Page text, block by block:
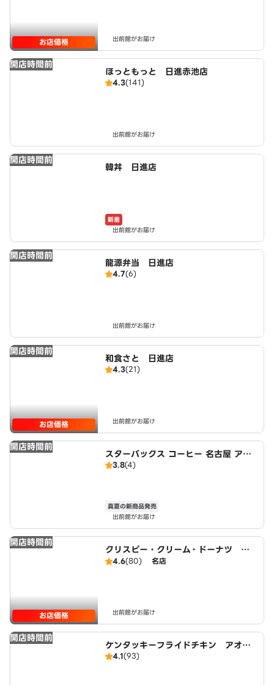
お店価格 出前館がお届け
開店時間前
ほっともっと 日進赤池店
4.3(141)
出前館がお届け
開店時間前
韓丼 日進店
新着
出前館がお届け
開店時間前
龍源弁当 日進店
4.7(6)
出前館がお届け
開店時間前
お店価格
和食さと 日進店
4.3(21)
出前館がお届け
開店時間前
スターバックス コーヒー 名古屋 アピ
タ長久手店
3.8(4)
真夏の新商品発売
出前館がお届け
開店時間前
お店価格
クリスピー・クリーム・ドーナツ Mi
o香久山店
4.6(80) 名店
出前館がお届け
開店時間前
ケンタッキーフライドチキン アオキ
スーパー日進店
4.1(93)